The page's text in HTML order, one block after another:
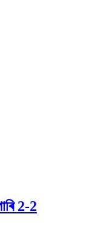
2-2